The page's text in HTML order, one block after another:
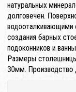
натуральных
долговечен.
водооталкивающими
создания барных
подоконников и
Размеры
30мм. Производство